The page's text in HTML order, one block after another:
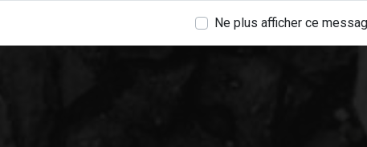
Ne plus afficher ce